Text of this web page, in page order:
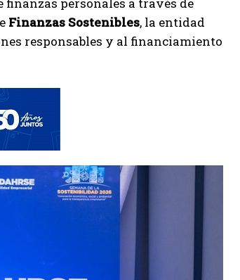
personales a través de
Finanzas Sostenibles, la entidad
responsables y al financiamiento